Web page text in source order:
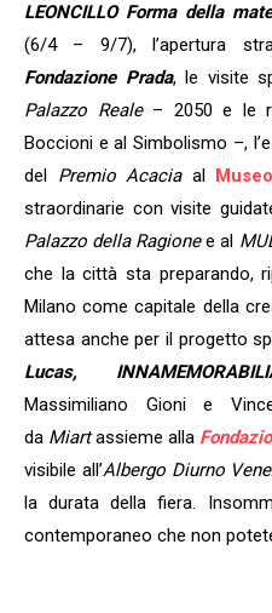
LEONCILLO Forma della
(6/4 – 9/7), l’apertura
Fondazione Prada, le visite
Palazzo Reale– 2050 e le
Boccioni e al Simbolismo –,
del Premio Acaciaal
straordinarie con visite
Palazzo della Ragionee al
che la città sta preparando,
Milano come capitale della
attesa anche per il progetto
Lucas,
Massimiliano Gioni e
da Miartassieme alla
visibile all’Albergo Diurno
la durata della fiera.
contemporaneo che non